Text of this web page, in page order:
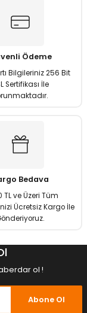
Ödeme
Bilgileriniz 256 Bit
Sertifikası İle
Bedava
TL ve Üzeri Tüm
Ücretsiz Kargo İle
ol !
Abone Ol